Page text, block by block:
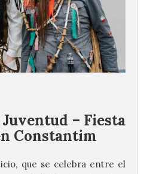
– Fiesta
Constantim
que se celebra entre el